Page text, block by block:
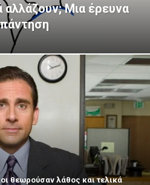
αλλάζουν; Μια έρευνα
θεωρούσαν λάθος και τελικά